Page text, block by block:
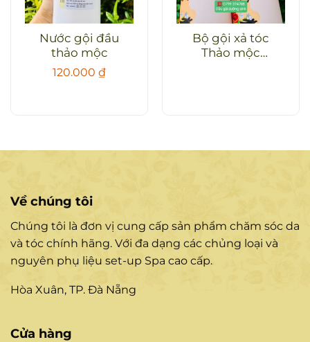
Nước gội đầu
thảo mộc
120.000 ₫
Bộ gội xả tóc
Thảo mộc
Về chúng tôi
Chúng tôi là đơn vị cung cấp sản phẩm chăm sóc da
và tóc chính hãng. Với đa dạng các chủng loại và
nguyên phụ liệu set-up Spa cao cấp.
Hòa Xuân, TP. Đà Nẵng
Cửa hàng